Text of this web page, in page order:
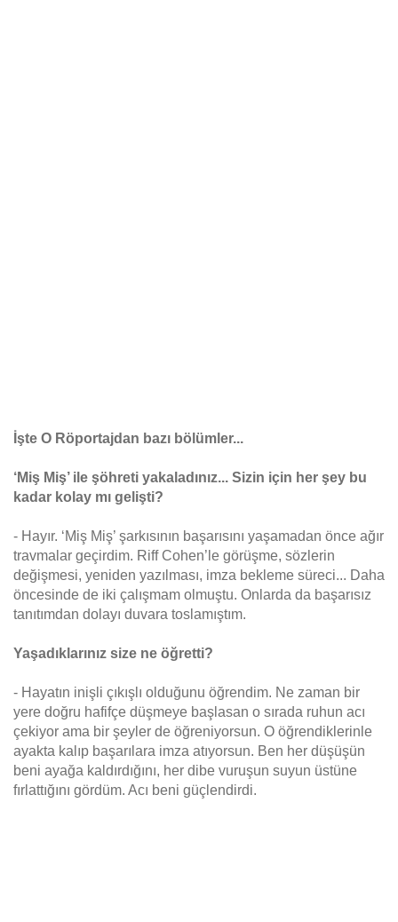
İşte O Röportajdan bazı bölümler...
‘Miş Miş’ ile şöhreti yakaladınız... Sizin için her şey bu
kadar kolay mı gelişti?
- Hayır. ‘Miş Miş’ şarkısının başarısını yaşamadan önce ağır
travmalar geçirdim. Riff Cohen’le görüşme, sözlerin
değişmesi, yeniden yazılması, imza bekleme süreci... Daha
öncesinde de iki çalışmam olmuştu. Onlarda da başarısız
tanıtımdan dolayı duvara toslamıştım.
Yaşadıklarınız size ne öğretti?
- Hayatın inişli çıkışlı olduğunu öğrendim. Ne zaman bir
yere doğru hafifçe düşmeye başlasan o sırada ruhun acı
çekiyor ama bir şeyler de öğreniyorsun. O öğrendiklerinle
ayakta kalıp başarılara imza atıyorsun. Ben her düşüşün
beni ayağa kaldırdığını, her dibe vuruşun suyun üstüne
fırlattığını gördüm. Acı beni güçlendirdi.